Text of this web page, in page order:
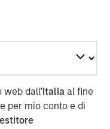
dall’Italia al fine
per mio conto e di
a
from Kayne
The portfolio is
communities near
the
Milam, Head of U.S.